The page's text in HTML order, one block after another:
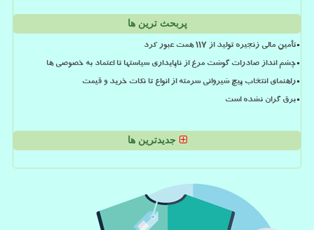
پربحث ترین ها
تأمین مالی زنجیره تولید از ۱۱۷ همت عبور کرد
چشم انداز صادرات گوشت مرغ از ناپایداری سیاستها تا اعتماد به خصوصی ها
راهنمای انتخاب پیچ شیروانی سرمته از انواع تا نکات خرید و قیمت
برق گران نشده است
جدیدترین ها